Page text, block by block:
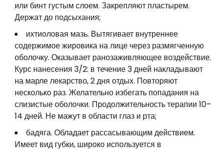
или бинт густым слоем. Закрепляют пластырем.
Держат до подсыхания;
ихтиоловая мазь. Вытягивает внутреннее
содержимое жировика на лице через размягченную
оболочку. Оказывает ранозаживляющее воздействие.
Курс нанесения 3/2: в течение 3 дней накладывают
на марле лекарство, 2 дня отдых. Повторяют
несколько раз. Желательно избегать попадания на
слизистые оболочки. Продолжительность терапии 10–
14 дней. Не мажут в области глаз и рта;
бадяга. Обладает рассасывающим действием.
Имеет вид губки, широко используется в